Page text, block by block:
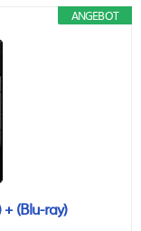
ANGEBOT
(Blu-ray)